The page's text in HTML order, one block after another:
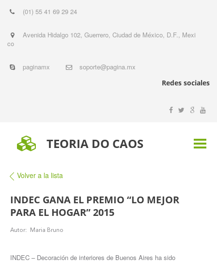
(01) 55 41 69 29 24
Avenida Hidalgo 102, Guerrero, Ciudad de México, D.F., Mexi
co
paginamx
soporte@pagina.mx
Redes sociales
TEORIA DO CAOS
Volver a la lista
INDEC GANA EL PREMIO “LO MEJOR
PARA EL HOGAR” 2015
Autor: Maria Bruno
INDEC – Decoración de interiores de Buenos Aires ha sido